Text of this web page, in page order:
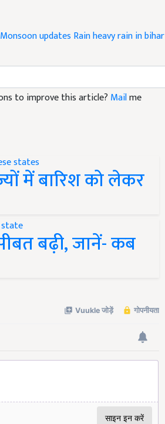
Monsoon updates Rainheavy rain in bihar
to improve this article? Mailme
में बारिश को लेकर
बढ़ी, जानें- कब